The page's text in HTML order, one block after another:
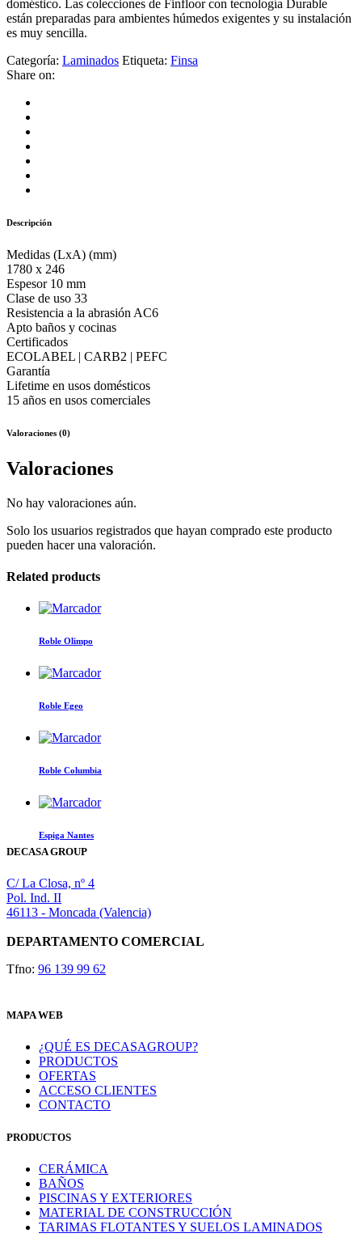
doméstico. Las colecciones de Finfloor con tecnología Durable
están preparadas para ambientes húmedos exigentes y su instalación
es muy sencilla.
Categoría: Laminados Etiqueta: Finsa
Share on:
Descripción
Medidas (LxA) (mm)
1780 x 246
Espesor 10 mm
Clase de uso 33
Resistencia a la abrasión AC6
Apto baños y cocinas
Certificados
ECOLABEL | CARB2 | PEFC
Garantía
Lifetime en usos domésticos
15 años en usos comerciales
Valoraciones (0)
Valoraciones
No hay valoraciones aún.
Solo los usuarios registrados que hayan comprado este producto
pueden hacer una valoración.
Related products
Roble Olimpo
Roble Egeo
Roble Columbia
Espiga Nantes
DECASA GROUP
C/ La Closa, nº 4
Pol. Ind. II
46113 - Moncada (Valencia)
DEPARTAMENTO COMERCIAL
Tfno: 96 139 99 62
MAPA WEB
¿QUÉ ES DECASAGROUP?
PRODUCTOS
OFERTAS
ACCESO CLIENTES
CONTACTO
PRODUCTOS
CERÁMICA
BAÑOS
PISCINAS Y EXTERIORES
MATERIAL DE CONSTRUCCIÓN
TARIMAS FLOTANTES Y SUELOS LAMINADOS